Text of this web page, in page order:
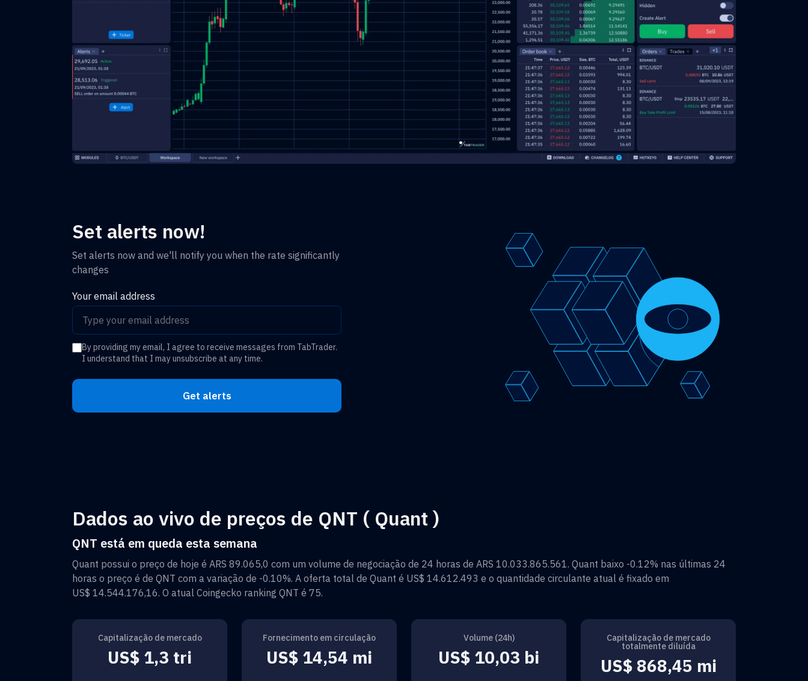
Set alerts now!
Set alerts now and we'll notify you when the rate significantly
changes
Your email address
By providing my email, I agree to receive messages from TabTrader.
I understand that I may unsubscribe at any time.
Get alerts
Dados ao vivo de preços de QNT ( Quant )
QNT está em queda esta semana
Quant possui o preço de hoje é ARS 89.065,0 com um volume de negociação de 24 horas de ARS 10.033.865.561. Quant baixo -0.12% nas últimas 24
horas o preço é de QNT com a variação de -0.10%. A oferta total de Quant é US$ 14.612.493 e o quantidade circulante atual é fixado em
US$ 14.544.176,16. O atual Coingecko ranking QNT é 75.
Capitalização de mercado
US$ 1,3 tri
Fornecimento em circulação
US$ 14,54 mi
Volume (24h)
US$ 10,03 bi
Capitalização de mercado
totalmente diluída
US$ 868,45 mi